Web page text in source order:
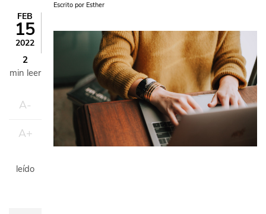
FEB
15
2022
2
min leer
A-
A+
leído
Escrito por Esther